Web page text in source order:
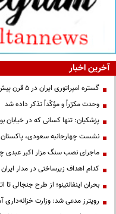
آخرین اخبار
گستره امپراتوری ایران در ۵ قرن پیش از میلاد؛ تصویری از ایران ۲۵ قرن پیش
وحدت مکرّراً و مؤکّداً تذکر داده شد
پزشکیان: تنها کسانی که در خیابان
نشست چهارجانبه سعودی،
ماجرای نصب سنگ مزار اکبر
کدام اهداف زیرساختی در مدار ایران
بحران اینفانتینو؛ از طرح جنجالی تا
رویترز مدعی شد: وزارت خزانه‌داری